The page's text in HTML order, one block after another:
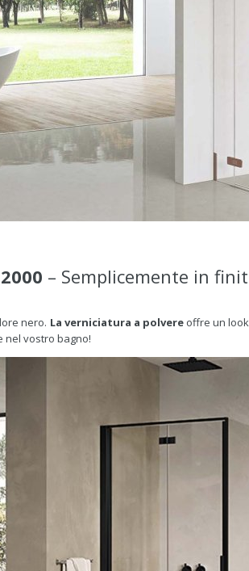
– Semplicemente in
nero. La verniciatura a polvereoffre un look
nel vostro bagno!